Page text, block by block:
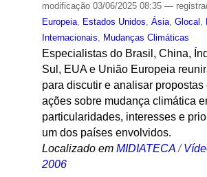
modificação03/06/2025 08:35 —
Europeia, Estados Unidos, Ásia, Glocal ,
Internacionais, Mudanças Climáticas
Especialistas do Brasil, China,
Sul, EUA e União Europeia
para discutir e analisar propostas
ações sobre mudança climática
particularidades, interesses e
um dos países envolvidos.
Localizado em MIDIATECA /
2006